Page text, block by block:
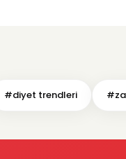
#diyet trendleri